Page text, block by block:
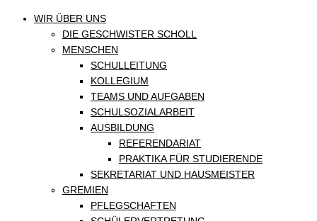
WIR ÜBER UNS
DIE GESCHWISTER SCHOLL
MENSCHEN
SCHULLEITUNG
KOLLEGIUM
TEAMS UND AUFGABEN
SCHULSOZIALARBEIT
AUSBILDUNG
REFERENDARIAT
PRAKTIKA FÜR STUDIERENDE
SEKRETARIAT UND HAUSMEISTER
GREMIEN
PFLEGSCHAFTEN